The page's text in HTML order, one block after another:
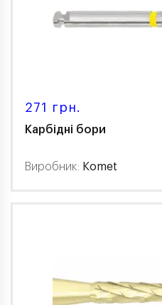
271 грн.
Карбідні бори
Виробник: Komet